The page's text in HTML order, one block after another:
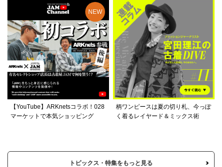
【YouTube】ARKnetsコラボ！028
マーケットで本気ショッピング
柄ワンピースは夏の切り札、今っぽ
く着るレイヤード＆ミックス術
トピックス・特集をもっと見る